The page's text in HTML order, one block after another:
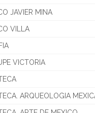
JAVIER MINA
VILLA
VICTORIA
ARQUEOLOGIA